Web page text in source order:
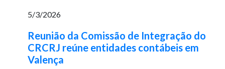
5/3/2026
Reunião da Comissão de Integração do
CRCRJ reúne entidades contábeis em
Valença